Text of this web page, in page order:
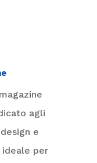
agli
e
ideale per